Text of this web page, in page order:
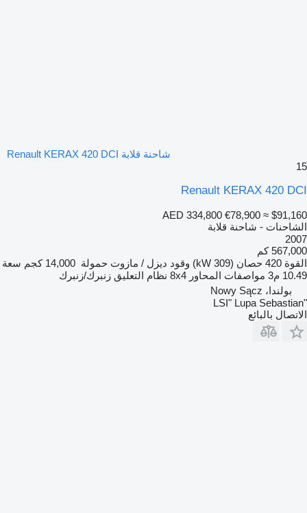
شاحنة قلابة Renault KERAX 420 DCI
15
Renault KERAX 420 DCI
AED 334,800 €78,900 ≈ $91,160
الشاحنات - شاحنة قلابة
2007
567,000 كم
القوة 420 حصان (309 kW) وقود ديزل / مازوت حمولة 14,000 كجم
سعة
10.49 م3
مواصفات المحاور 8x4 نظام التعليق زنبرك/زنبرك
بولندا، Nowy Sącz
"LSI" Lupa Sebastian
الاتصال بالبائع